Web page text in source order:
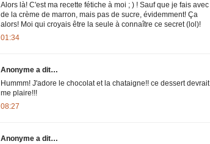
Alors là! C'est ma recette fétiche à moi ; ) ! Sauf que je fais avec
de la crème de marron, mais pas de sucre, évidemment! Ça
alors! Moi qui croyais être la seule à connaître ce secret (lol)!
01:34
Anonyme a dit…
Hummm! J'adore le chocolat et la chataigne!! ce dessert devrait
me plaire!!!
08:27
Anonyme a dit…